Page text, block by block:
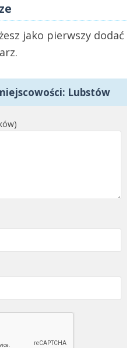
jako pierwszy dodać
Lubstów